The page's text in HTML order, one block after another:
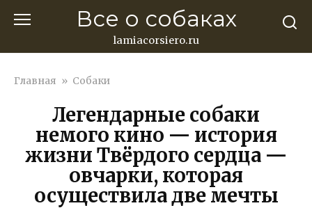
Все о собаках
lamiacorsiero.ru
Главная » Собаки
Легендарные собаки
немого кино — история
жизни Твёрдого сердца —
овчарки, которая
осуществила две мечты